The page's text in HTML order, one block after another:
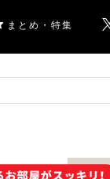
まとめ・特集